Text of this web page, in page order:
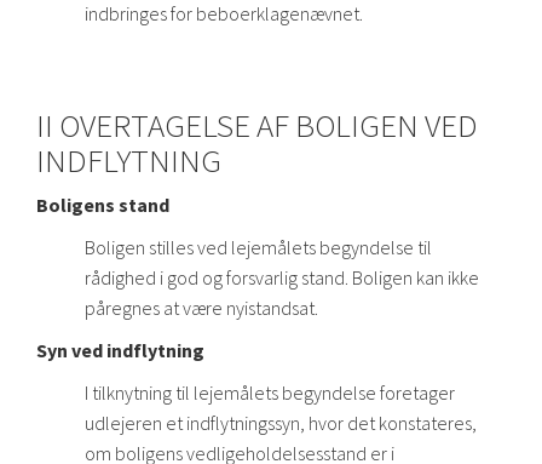
indbringes for beboerklagenævnet.
II OVERTAGELSE AF BOLIGEN VED
INDFLYTNING
Boligens stand
Boligen stilles ved lejemålets begyndelse til
rådighed i god og forsvarlig stand. Boligen kan ikke
påregnes at være nyistandsat.
Syn ved indflytning
I tilknytning til lejemålets begyndelse foretager
udlejeren et indflytningssyn, hvor det konstateres,
om boligens vedligeholdelsesstand er i